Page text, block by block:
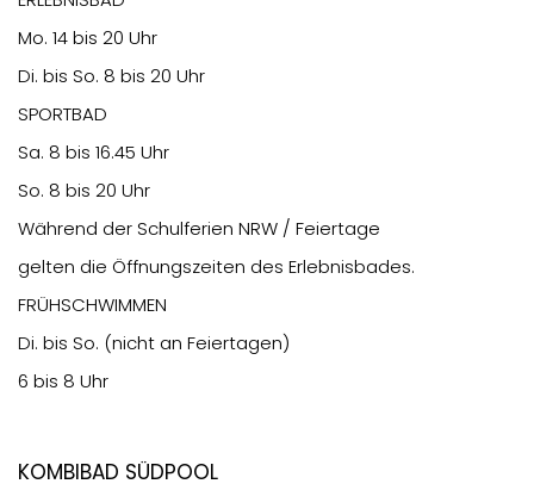
Mo. 14 bis 20 Uhr
Di. bis So. 8 bis 20 Uhr
SPORTBAD
Sa. 8 bis 16.45 Uhr
So. 8 bis 20 Uhr
Während der Schulferien NRW / Feiertage
gelten die Öffnungszeiten des Erlebnisbades.
FRÜHSCHWIMMEN
Di. bis So. (nicht an Feiertagen)
6 bis 8 Uhr
Kombibad Südpool